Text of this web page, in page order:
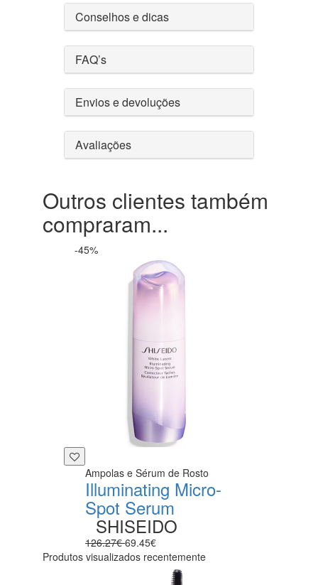
Conselhos e dicas
FAQ’s
Envios e devoluções
Avaliações
Outros clientes também
compraram...
-45%
Ampolas e Sérum de Rosto
Illuminating Micro-
Spot Serum
SHISEIDO
126.27€69.45€
Produtos visualizados recentemente